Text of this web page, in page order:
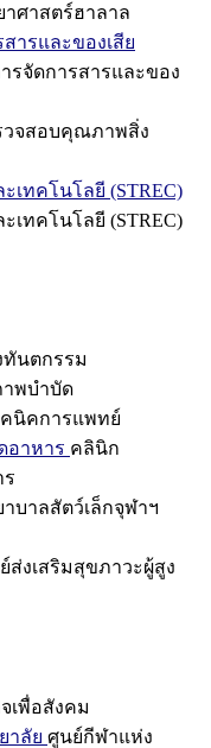
ศาสตร์ฮาลาล
ารและของเสีย
รจัดการสารและของ
วจสอบคุณภาพสิ่ง
เทคโนโลยี (STREC)
เทคโนโลยี (STREC)
ทันตกรรม
พบำบัด
นิคการแพทย์
อาหาร คลินิก
าบาลสัตว์เล็กจุฬาฯ
ส่งเสริมสุขภาวะผู้สูง
เพื่อสังคม
าลัย ศูนย์กีฬาแห่ง